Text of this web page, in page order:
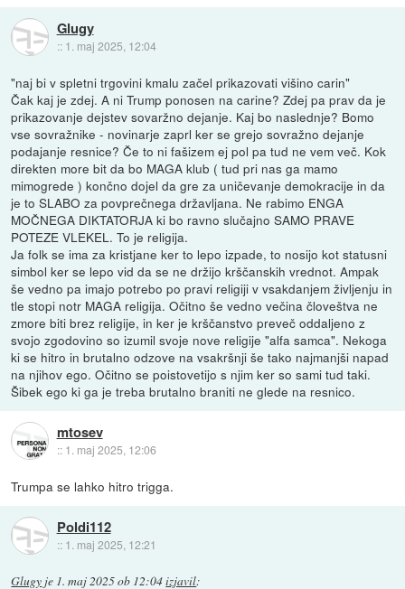
Glugy
:: 1. maj 2025, 12:04
"naj bi v spletni trgovini kmalu začel prikazovati višino carin"
Čak kaj je zdej. A ni Trump ponosen na carine? Zdej pa prav da je
prikazovanje dejstev sovaržno dejanje. Kaj bo naslednje? Bomo
vse sovražnike - novinarje zaprl ker se grejo sovražno dejanje
podajanje resnice? Če to ni fašizem ej pol pa tud ne vem več. Kok
direkten more bit da bo MAGA klub ( tud pri nas ga mamo
mimogrede ) končno dojel da gre za uničevanje demokracije in da
je to SLABO za povprečnega državljana. Ne rabimo ENGA
MOČNEGA DIKTATORJA ki bo ravno slučajno SAMO PRAVE
POTEZE VLEKEL. To je religija.
Ja folk se ima za kristjane ker to lepo izpade, to nosijo kot statusni
simbol ker se lepo vid da se ne držijo krščanskih vrednot. Ampak
še vedno pa imajo potrebo po pravi religiji v vsakdanjem življenju in
tle stopi notr MAGA religija. Očitno še vedno večina človeštva ne
zmore biti brez religije, in ker je krščanstvo preveč oddaljeno z
svojo zgodovino so izumil svoje nove religije "alfa samca". Nekoga
ki se hitro in brutalno odzove na vsakršnji še tako najmanjši napad
na njihov ego. Očitno se poistovetijo s njim ker so sami tud taki.
Šibek ego ki ga je treba brutalno braniti ne glede na resnico.
mtosev
:: 1. maj 2025, 12:06
Trumpa se lahko hitro trigga.
Poldi112
:: 1. maj 2025, 12:21
Glugy je 1. maj 2025 ob 12:04izjavil: